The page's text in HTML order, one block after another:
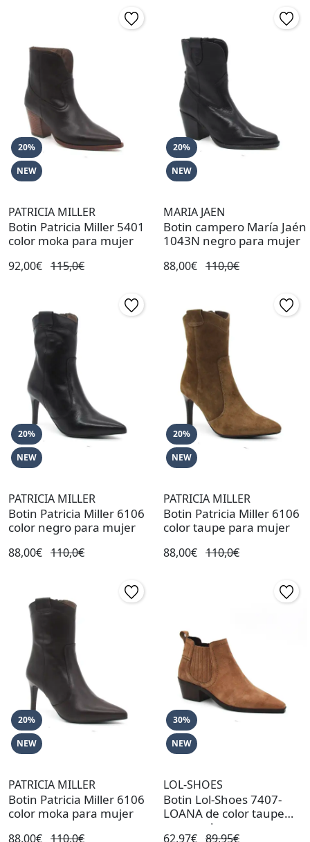
20%
NEW
PATRICIA MILLER
Botin Patricia Miller 5401
color moka para mujer
92,00€ 115,0€
20%
NEW
MARIA JAEN
Botin campero María Jaén
1043N negro para mujer
88,00€ 110,0€
20%
NEW
PATRICIA MILLER
Botin Patricia Miller 6106
color negro para mujer
88,00€ 110,0€
20%
NEW
PATRICIA MILLER
Botin Patricia Miller 6106
color taupe para mujer
88,00€ 110,0€
20%
NEW
PATRICIA MILLER
Botin Patricia Miller 6106
color moka para mujer
88,00€ 110,0€
30%
NEW
LOL-SHOES
Botin Lol-Shoes 7407-
LOANA de color taupe
para mujer
62,97€ 89,95€